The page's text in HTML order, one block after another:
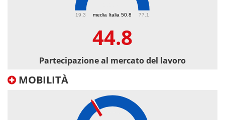
media Italia 50.8
19.3 77.1
44.8
Partecipazione al mercato del lavoro
MOBILITÀ